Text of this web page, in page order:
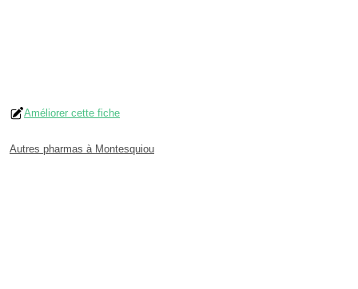
Améliorer cette fiche
Autres pharmas à Montesquiou